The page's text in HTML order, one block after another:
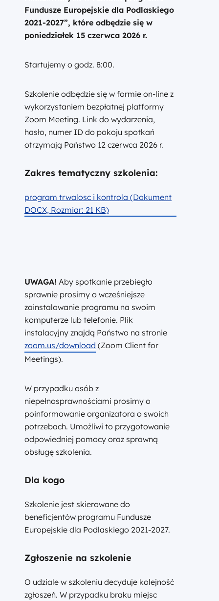
Fundusze Europejskie dla Podlaskiego
2021-2027”, które odbędzie się w
poniedziałek 15 czerwca 2026 r.
Startujemy o godz. 8:00.
Szkolenie odbędzie się w formie on-line z
wykorzystaniem bezpłatnej platformy
Zoom Meeting. Link do wydarzenia,
hasło, numer ID do pokoju spotkań
otrzymają Państwo 12 czerwca 2026 r.
Zakres tematyczny szkolenia:
program trwalosc i kontrola (Dokument
DOCX, Rozmiar: 21 KB)
UWAGA! Aby spotkanie przebiegło
sprawnie prosimy o wcześniejsze
zainstalowanie programu na swoim
komputerze lub telefonie. Plik
instalacyjny znajdą Państwo na stronie
zoom.us/download (Zoom Client for
Meetings).
W przypadku osób z
niepełnosprawnościami prosimy o
poinformowanie organizatora o swoich
potrzebach. Umożliwi to przygotowanie
odpowiedniej pomocy oraz sprawną
obsługę szkolenia.
Dla kogo
Szkolenie jest skierowane do
beneficjentów programu Fundusze
Europejskie dla Podlaskiego 2021-2027.
Zgłoszenie na szkolenie
O udziale w szkoleniu decyduje kolejność
zgłoszeń. W przypadku braku miejsc